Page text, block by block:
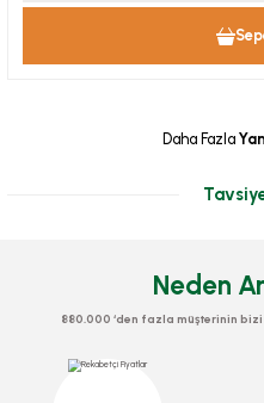
Daha Fazla
Neden
880.000 ‘den fazla müşterinin